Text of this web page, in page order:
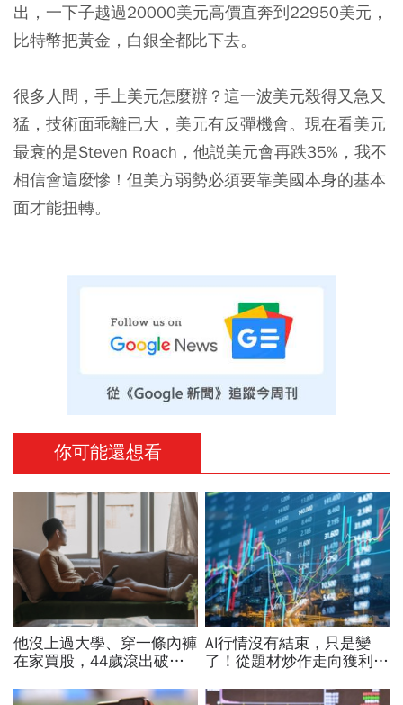
出，一下子越過20000美元高價直奔到22950美元，
比特幣把黃金，白銀全都比下去。
很多人問，手上美元怎麼辦？這一波美元殺得又急又
猛，技術面乖離已大，美元有反彈機會。現在看美元
最衰的是Steven Roach，他説美元會再跌35%，我不
相信會這麼慘！但美方弱勢必須要靠美國本身的基本
面才能扭轉。
你可能還想看
他沒上過大學、穿一條內褲
在家買股，44歲滾出破億
「害你投資虧錢的7大火
AI行情沒有結束，只是變
了！從題材炒作走向獲利驗